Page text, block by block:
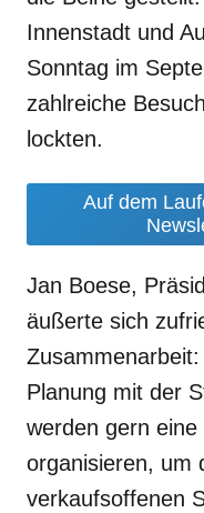
Innenstadt und
Sonntag im
zahlreiche
lockten.
Auf dem
Jan Boese,
äußerte sich
Zusammenarbeit:
Planung mit der
werden gern
organisieren, um
verkaufsoffenen